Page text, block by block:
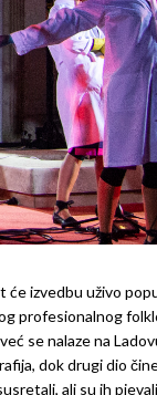
izvedbu uživo
profesionalnog
se nalaze na
dok drugi dio
ali su ih